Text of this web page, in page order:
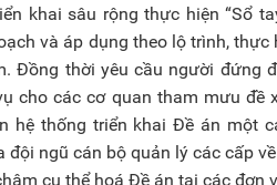
khai sâu rộng thực hiện “Sổ
và áp dụng theo lộ trình, thực
Đồng thời yêu cầu người đứng
cho các cơ quan tham mưu đề
hệ thống triển khai Đề án một
ngũ cán bộ quản lý các cấp
cụ thể hoá Đề án tại các đơn